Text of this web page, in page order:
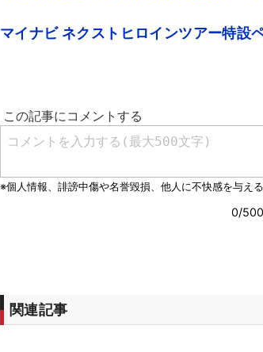
マイナビ ネクストヒロインツアー特設
関連記事